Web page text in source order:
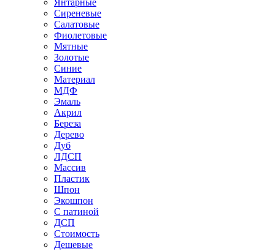
Янтарные
Сиреневые
Салатовые
Фиолетовые
Мятные
Золотые
Синие
Материал
МДФ
Эмаль
Акрил
Береза
Дерево
Дуб
ЛДСП
Массив
Пластик
Шпон
Экошпон
С патиной
ДСП
Стоимость
Дешевые